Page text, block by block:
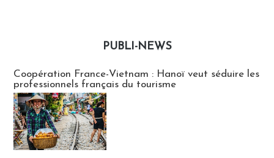
PUBLI-NEWS
Coopération France-Vietnam : Hanoï veut séduire les
professionnels français du tourisme